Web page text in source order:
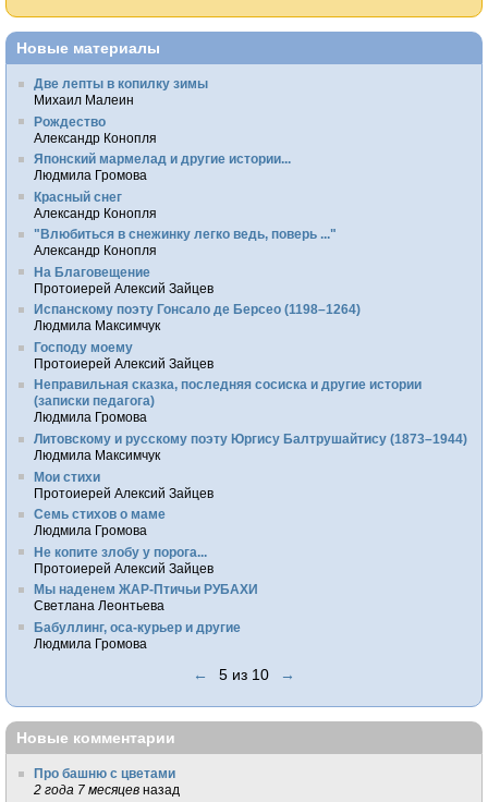
Новые материалы
Две лепты в копилку зимы
Михаил Малеин
Рождество
Александр Конопля
Японский мармелад и другие истории...
Людмила Громова
Красный снег
Александр Конопля
"Влюбиться в снежинку легко ведь, поверь ..."
Александр Конопля
На Благовещение
Протоиерей Алексий Зайцев
Испанскому поэту Гонсало де Берсео (1198–1264)
Людмила Максимчук
Господу моему
Протоиерей Алексий Зайцев
Неправильная сказка, последняя сосиска и другие истории
(записки педагога)
Людмила Громова
Литовскому и русскому поэту Юргису Балтрушайтису (1873–1944)
Людмила Максимчук
Мои стихи
Протоиерей Алексий Зайцев
Семь стихов о маме
Людмила Громова
Не копите злобу у порога...
Протоиерей Алексий Зайцев
Мы наденем ЖАР-Птичьи РУБАХИ
Светлана Леонтьева
Бабуллинг, оса-курьер и другие
Людмила Громова
← 5 из 10 →
Новые комментарии
Про башню с цветами
2 года 7 месяцев назад